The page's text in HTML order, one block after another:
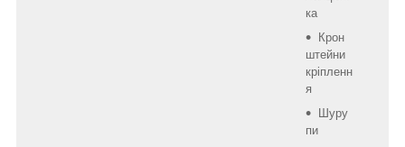
ка
Крон
штейни
кріпленн
я
Шуру
пи